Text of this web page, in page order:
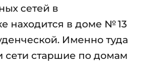
сетей в
находится в доме № 13
Именно туда
сети старшие по домам